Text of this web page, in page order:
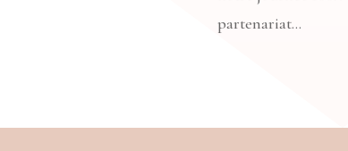
partenariat...